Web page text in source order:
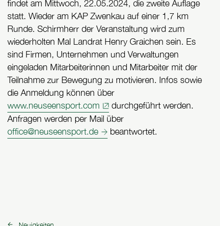
findet am Mittwoch, 22.05.2024, die zweite Auflage
statt. Wieder am KAP Zwenkau auf einer 1,7 km
Runde. Schirmherr der Veranstaltung wird zum
wiederholten Mal Landrat Henry Graichen sein. Es
sind Firmen, Unternehmen und Verwaltungen
eingeladen Mitarbeiterinnen und Mitarbeiter mit der
Teilnahme zur Bewegung zu motivieren. Infos sowie
die Anmeldung können über
www.neuseensport.com
durchgeführt werden.
Anfragen werden per Mail über
office@neuseensport.de
beantwortet.